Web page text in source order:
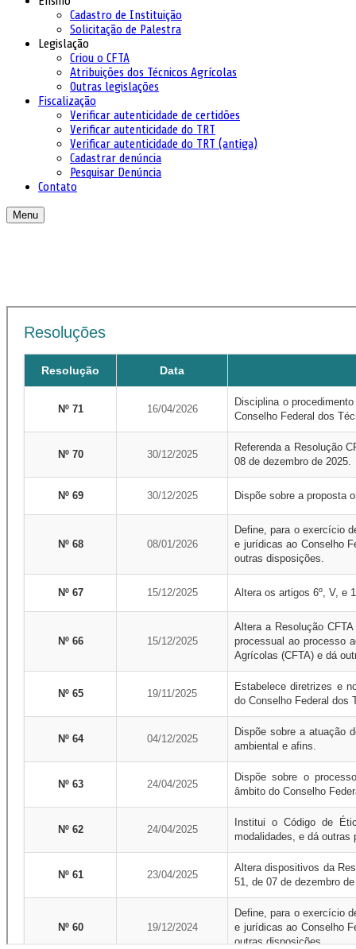
Cadastro de Instituição
Solicitação de Palestra
Legislação
Criou o CFTA
Atribuições dos Técnicos Agrícolas
Outras legislações
Fiscalização
Verificar autenticidade de certidões
Verificar autenticidade do TRT
Verificar autenticidade do TRT (antiga)
Cadastrar denúncia
Pesquisar Denúncia
Contato
Menu